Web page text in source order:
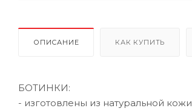
ОПИСАНИЕ КАК КУПИТЬ
БОТИНКИ:
- изготовлены из натуральной